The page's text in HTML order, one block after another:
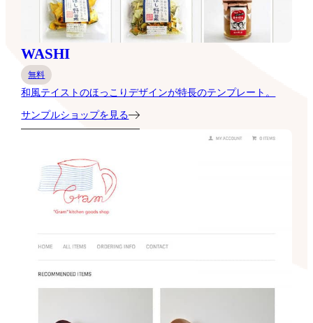
WASHI
無料
和風テイストのほっこりデザインが特長のテンプレート。
サンプルショップを見る